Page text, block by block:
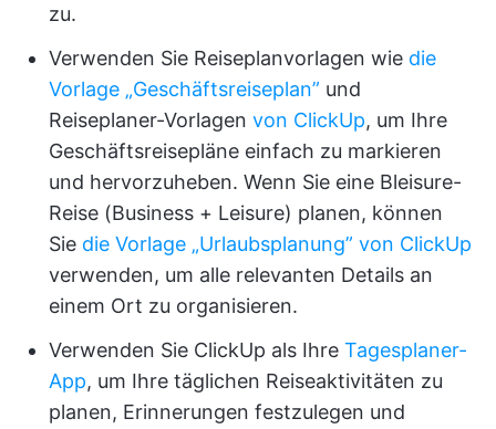
zu.
Verwenden Sie Reiseplanvorlagen wie die
Vorlage „Geschäftsreiseplan” und
Reiseplaner-Vorlagen von ClickUp, um Ihre
Geschäftsreisepläne einfach zu markieren
und hervorzuheben. Wenn Sie eine Bleisure-
Reise (Business + Leisure) planen, können
Sie die Vorlage „Urlaubsplanung” von ClickUp
verwenden, um alle relevanten Details an
einem Ort zu organisieren.
Verwenden Sie ClickUp als Ihre Tagesplaner-
App, um Ihre täglichen Reiseaktivitäten zu
planen, Erinnerungen festzulegen und